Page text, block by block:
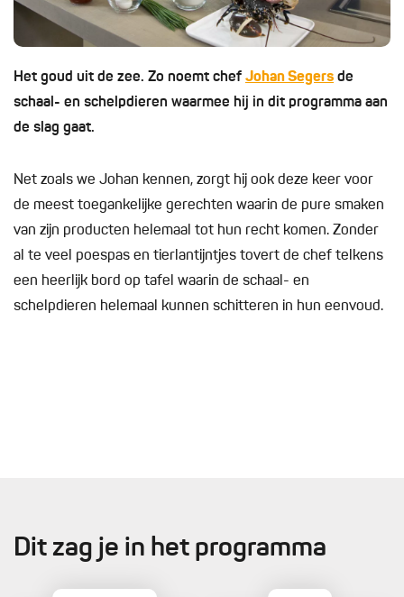
Het goud uit de zee. Zo noemt chef Johan Segers de
schaal- en schelpdieren waarmee hij in dit programma aan
de slag gaat.
Net zoals we Johan kennen, zorgt hij ook deze keer voor
de meest toegankelijke gerechten waarin de pure smaken
van zijn producten helemaal tot hun recht komen. Zonder
al te veel poespas en tierlantijntjes tovert de chef telkens
een heerlijk bord op tafel waarin de schaal- en
schelpdieren helemaal kunnen schitteren in hun eenvoud.
Dit zag je in het programma